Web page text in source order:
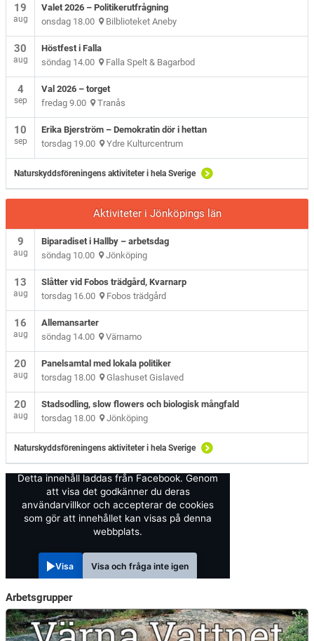
19
aug
Valet 2026 – Politikerutfrågning
onsdag 18.00 Bilblioteket Aneby
30
aug
Höstfest i Falla
söndag 14.00 Falla Spelt & Bagarbod
4
sep
Val 2026 – torget
fredag 9.00 Tranås
10
sep
Erika Bjerström – Demokratin dör i hettan
torsdag 19.00 Ydre Kulturcentrum
Naturskyddsföreningens aktiviteter i hela Sverige
Aktiviteter i Jönköpings län
9
aug
Biparadiset i Hallby – arbetsdag
söndag 10.00 Jönköping
13
aug
Slåtter vid Fobos trädgård, Kvarnarp
torsdag 16.00 Fobos trädgård
16
aug
Allemansarter
söndag 14.00 Värnamo
20
aug
Panelsamtal med lokala politiker
torsdag 18.00 Glashuset Gislaved
20
aug
Stadsodling, slow flowers och biologisk mångfald
torsdag 18.00 Jönköping
Naturskyddsföreningens aktiviteter i hela Sverige
Detta innehåll laddas från Facebook. Genom
att visa det godkänner du deras
användarvillkor och accepterar de cookies
som gör att innehållet kan visas på denna
webbplats.
Visa Visa och fråga inte igen
Arbetsgrupper